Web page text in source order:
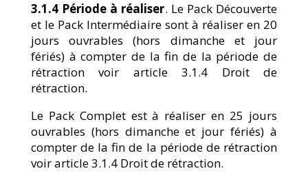
3.1.4 Période à réaliser. Le Pack Découverte
et le Pack Intermédiaire sont à réaliser en 20
jours ouvrables (hors dimanche et jour
fériés) à compter de la fin de la période de
rétraction voir article 3.1.4 Droit de
rétraction.
Le Pack Complet est à réaliser en 25 jours
ouvrables (hors dimanche et jour fériés) à
compter de la fin de la période de rétraction
voir article 3.1.4 Droit de rétraction.